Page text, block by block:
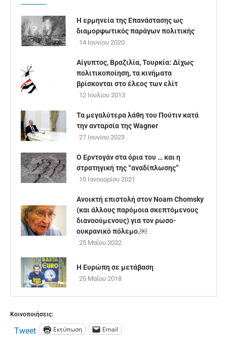
Η ερμηνεία της Επανάστασης ως
διαμορφωτικός παράγων πολιτικής
14 Ιουνίου 2020
Aίγυπτος, Βραζιλία, Τουρκία: Δίχως
πολιτικοποίηση, τα κινήματα
βρίσκονται στο έλεος των ελίτ
12 Ιουλίου 2013
Τα μεγαλύτερα λάθη του Πούτιν κατά
την ανταρσία της Wagner
27 Ιουνίου 2023
Ο Ερντογάν στα όρια του … και η
στρατηγική της “αναδίπλωσης”
10 Ιανουαρίου 2021
Ανοικτή επιστολή στον Noam Chomsky
(και άλλους παρόμοια σκεπτόμενους
διανοούμενους) για τον ρωσο-
ουκρανικό πόλεμο.￼
25 Μαΐου 2022
Η Ευρώπη σε μετάβαση
25 Μαΐου 2018
Κοινοποιήσεις:
Tweet Εκτύπωση Email